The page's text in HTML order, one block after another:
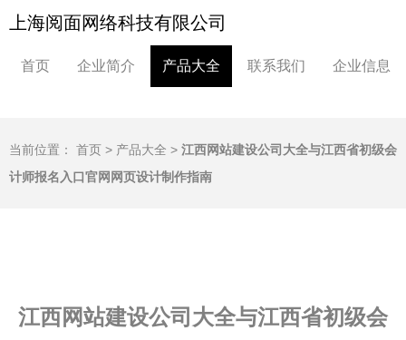
上海阅面网络科技有限公司
首页 企业简介 产品大全 联系我们 企业信息
当前位置： 首页 > 产品大全 > 江西网站建设公司大全与江西省初级会
计师报名入口官网网页设计制作指南
江西网站建设公司大全与江西省初级会